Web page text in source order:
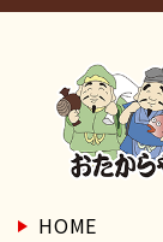
HOME